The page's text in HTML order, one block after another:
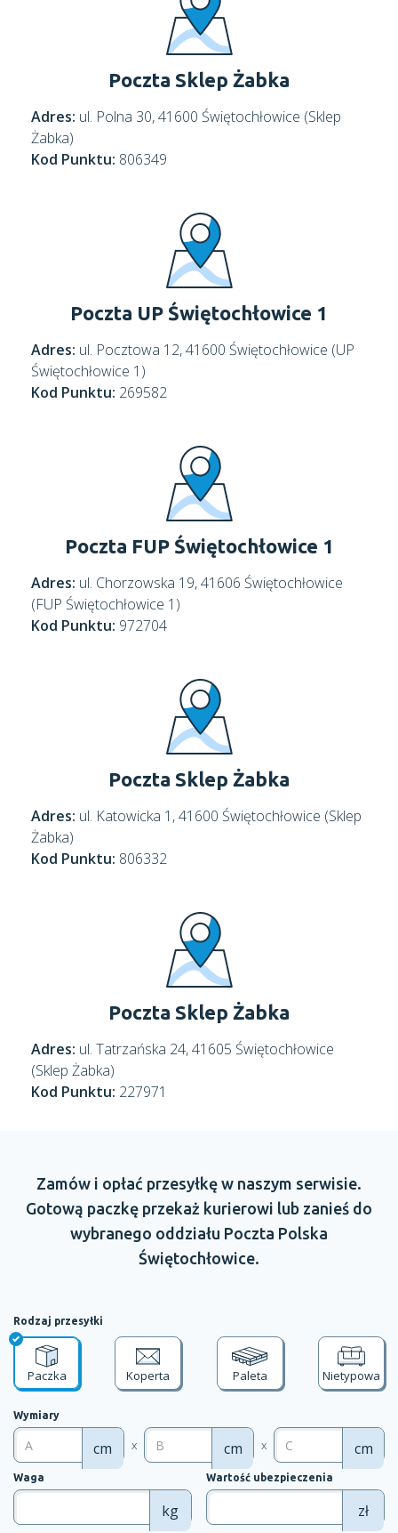
Poczta Sklep Żabka
Adres: ul. Polna 30, 41600 Świętochłowice (Sklep
Żabka)
Kod Punktu: 806349
Poczta UP Świętochłowice 1
Adres: ul. Pocztowa 12, 41600 Świętochłowice (UP
Świętochłowice 1)
Kod Punktu: 269582
Poczta FUP Świętochłowice 1
Adres: ul. Chorzowska 19, 41606 Świętochłowice
(FUP Świętochłowice 1)
Kod Punktu: 972704
Poczta Sklep Żabka
Adres: ul. Katowicka 1, 41600 Świętochłowice (Sklep
Żabka)
Kod Punktu: 806332
Poczta Sklep Żabka
Adres: ul. Tatrzańska 24, 41605 Świętochłowice
(Sklep Żabka)
Kod Punktu: 227971
Zamów i opłać przesyłkę w naszym serwisie.
Gotową paczkę przekaż kurierowi lub zanieś do
wybranego oddziału Poczta Polska
Świętochłowice.
Rodzaj przesyłki
Paczka Koperta Paleta Nietypowa
Wymiary
cm x cm x cm
Waga
kg
Wartość ubezpieczenia
zł